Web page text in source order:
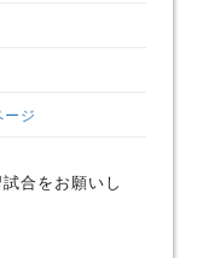
ジ
合をお願いし